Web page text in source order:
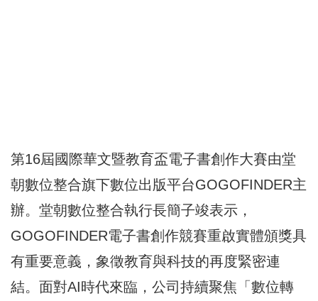
第16屆國際華文暨教育盃電子書創作大賽由堂
朝數位整合旗下數位出版平台GOGOFINDER主
辦。堂朝數位整合執行長簡子竣表示，
GOGOFINDER電子書創作競賽重啟實體頒獎具
有重要意義，象徵教育與科技的再度緊密連
結。面對AI時代來臨，公司持續聚焦「數位轉